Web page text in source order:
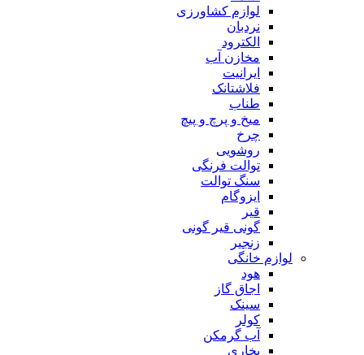
لوازم کشاورزی
نردبان
الکترود
مخازن آب
ایرانیت
فلاشتانک
طناب
میخ و پرچ و پیچ
چرخ
روشویی
توالت فرنگی
سنگ توالت
ایزوگام
قیر
گونی قیر گونی
زنجیر
لوازم خانگی
هود
اجاق گاز
سینک
کولر
آب گرمکن
بخاری